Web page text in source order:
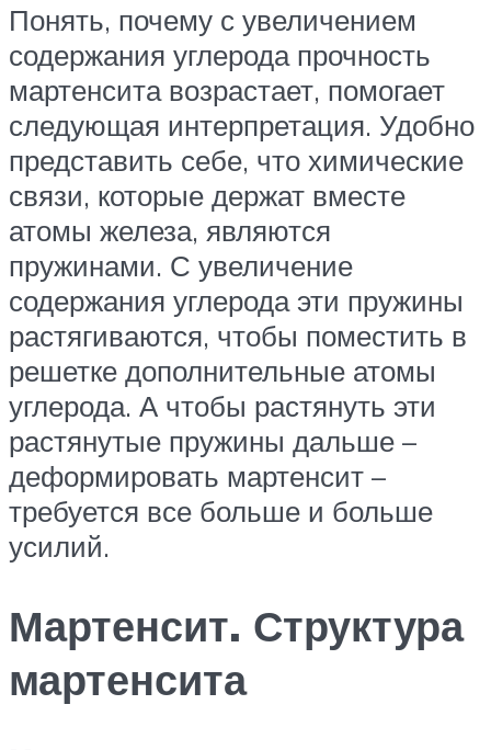
Понять, почему с увеличением
содержания углерода прочность
мартенсита возрастает, помогает
следующая интерпретация. Удобно
представить себе, что химические
связи, которые держат вместе
атомы железа, являются
пружинами. С увеличение
содержания углерода эти пружины
растягиваются, чтобы поместить в
решетке дополнительные атомы
углерода. А чтобы растянуть эти
растянутые пружины дальше –
деформировать мартенсит –
требуется все больше и больше
усилий.
Мартенсит. Структура
мартенсита